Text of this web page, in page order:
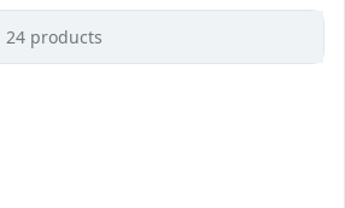
24 products